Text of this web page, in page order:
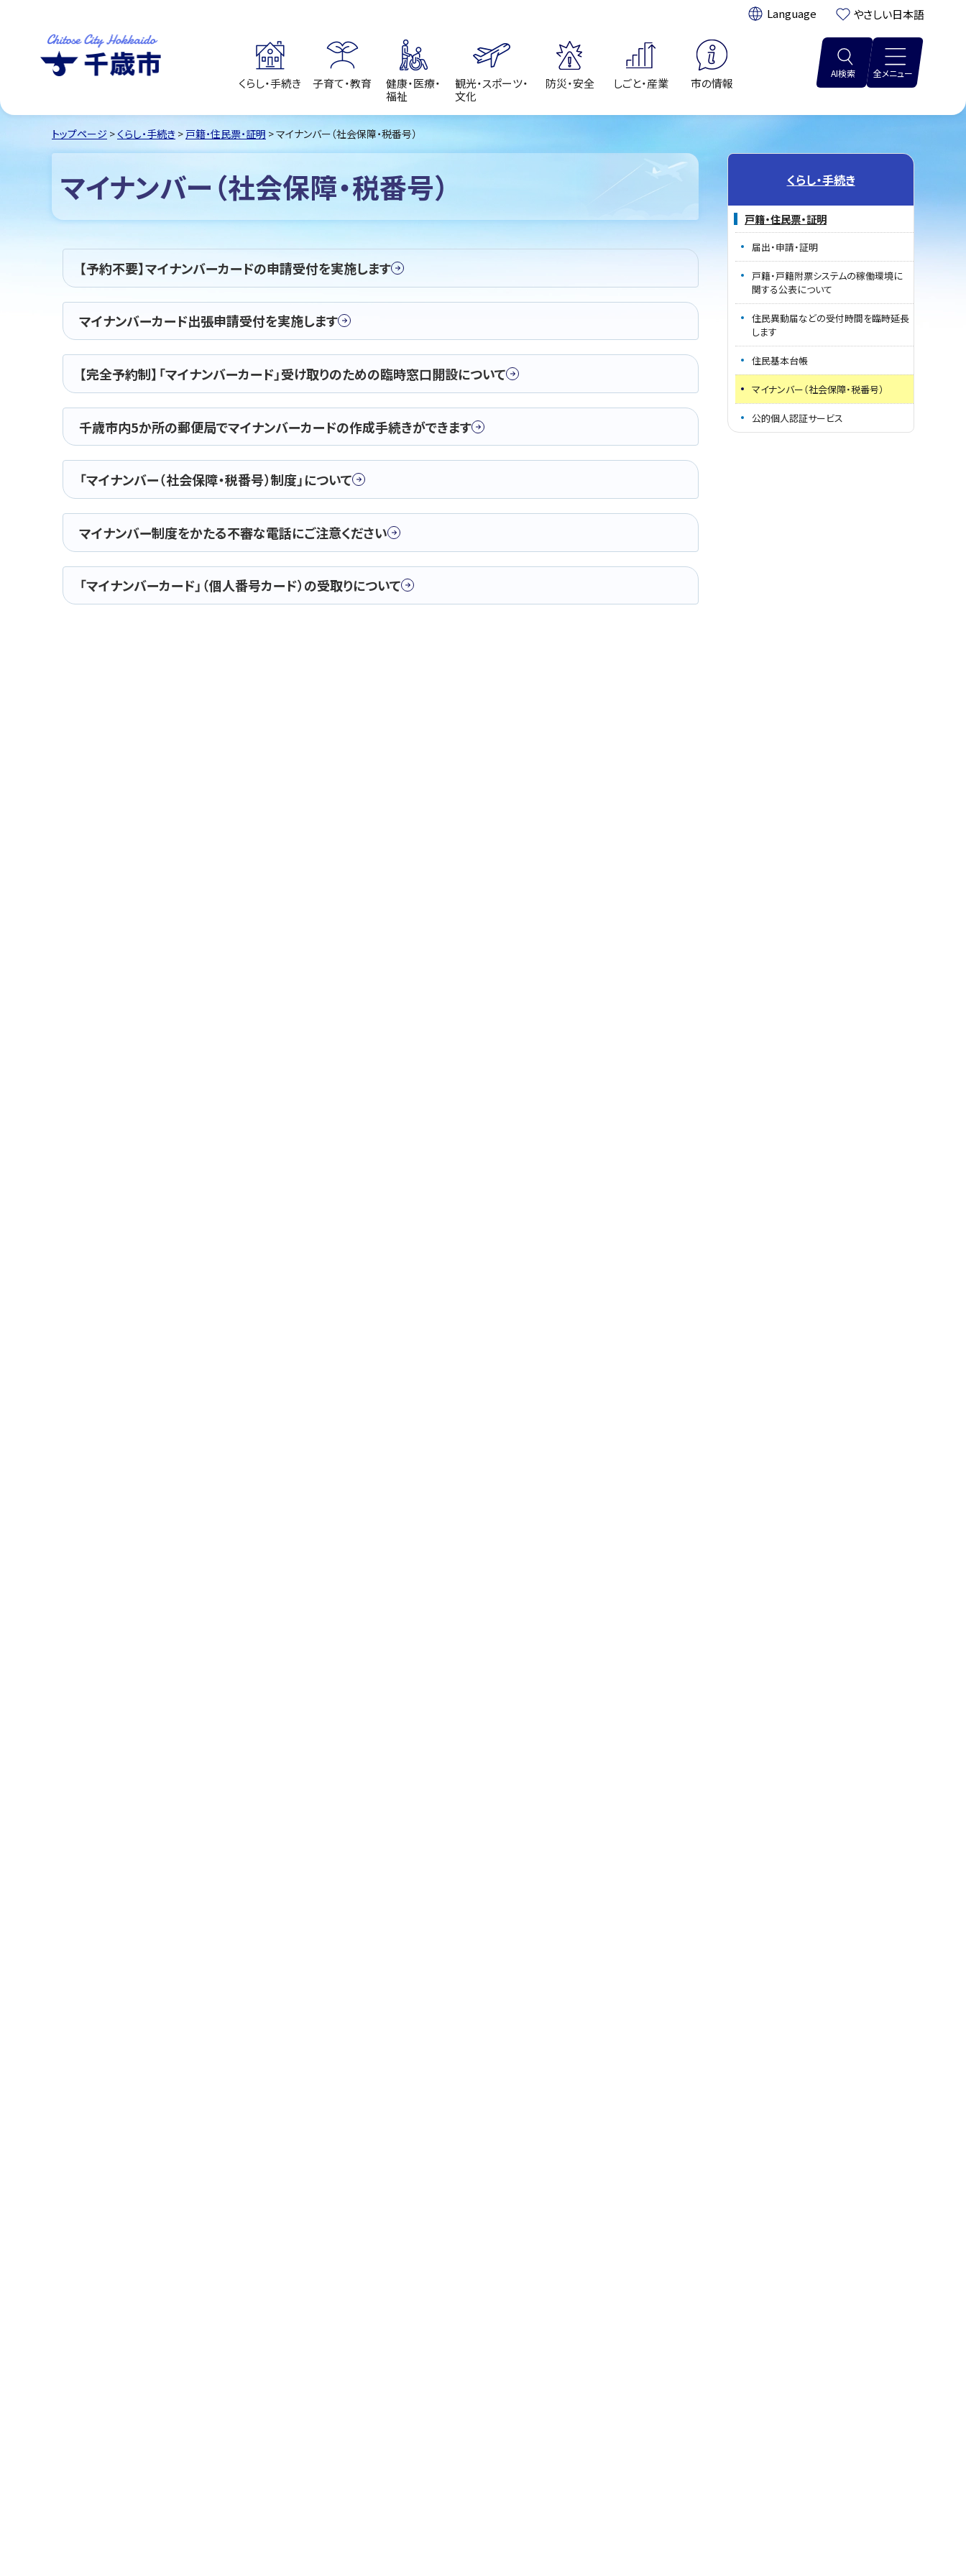
翻訳: やさしい日本語
くらし・手続き 子育て・教育
健康・医療・
福祉
観光・スポーツ・
文化
防災・安全 しごと・産業 市の情報
AI検索 全メニュー
トップページ > くらし・手続き > 戸籍・住民票・証明 > マイナンバー（社会保障・税番号）
マイナンバー（社会保障・税番号）
【予約不要】マイナンバーカードの申請受付を実施します
マイナンバーカード出張申請受付を実施します
【完全予約制】「マイナンバーカード」受け取りのための臨時窓口開設について
千歳市内5か所の郵便局でマイナンバーカードの作成手続きができます
「マイナンバー（社会保障・税番号）制度」について
マイナンバー制度をかたる不審な電話にご注意ください
「マイナンバーカード」（個人番号カード）の受取りについて
くらし・手続き
戸籍・住民票・証明
届出・申請・証明
戸籍・戸籍附票システムの稼働環境に
関する公表について
住民異動届などの受付時間を臨時延長
します
住民基本台帳
マイナンバー（社会保障・税番号）
公的個人認証サービス